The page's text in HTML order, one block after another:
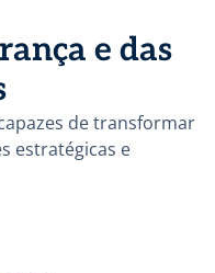
e das
de transformar
estratégicas e